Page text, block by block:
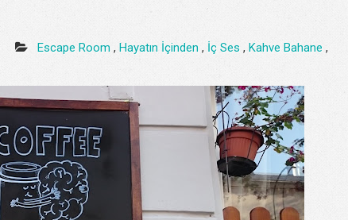
Escape Room , Hayatın İçinden , İç Ses , Kahve Bahane ,